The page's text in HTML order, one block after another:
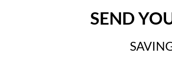
SEND